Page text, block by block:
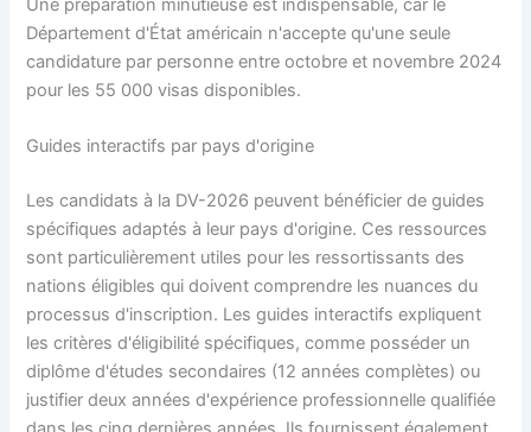
Une préparation minutieuse est indispensable, car le
Département d'État américain n'accepte qu'une seule
candidature par personne entre octobre et novembre 2024
pour les 55 000 visas disponibles.
Guides interactifs par pays d'origine
Les candidats à la DV-2026 peuvent bénéficier de guides
spécifiques adaptés à leur pays d'origine. Ces ressources
sont particulièrement utiles pour les ressortissants des
nations éligibles qui doivent comprendre les nuances du
processus d'inscription. Les guides interactifs expliquent
les critères d'éligibilité spécifiques, comme posséder un
diplôme d'études secondaires (12 années complètes) ou
justifier deux années d'expérience professionnelle qualifiée